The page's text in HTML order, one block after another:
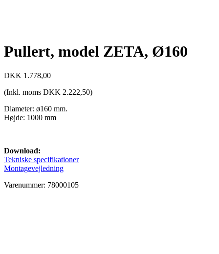
Pullert, model ZETA, Ø160
DKK 1.778,00
(Inkl. moms DKK 2.222,50)
Diameter: ø160 mm.
Højde: 1000 mm
Download:
Tekniske specifikationer
Montagevejledning
Varenummer: 78000105